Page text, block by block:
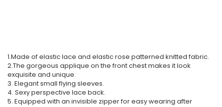
1.Made of elastic lace and elastic rose patterned knitted fabric.
2.The gorgeous applique on the front chest makes it look
exquisite and unique.
3. Elegant small flying sleeves.
4. Sexy perspective lace back.
5. Equipped with an invisible zipper for easy wearing after